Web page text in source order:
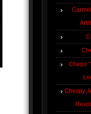
Chepo
Chespy